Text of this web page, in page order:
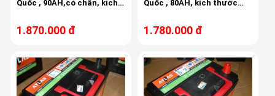
Quốc , 90AH,có chân, kích
1.870.000 đ
Quốc , 80AH, kích thước
1.780.000 đ